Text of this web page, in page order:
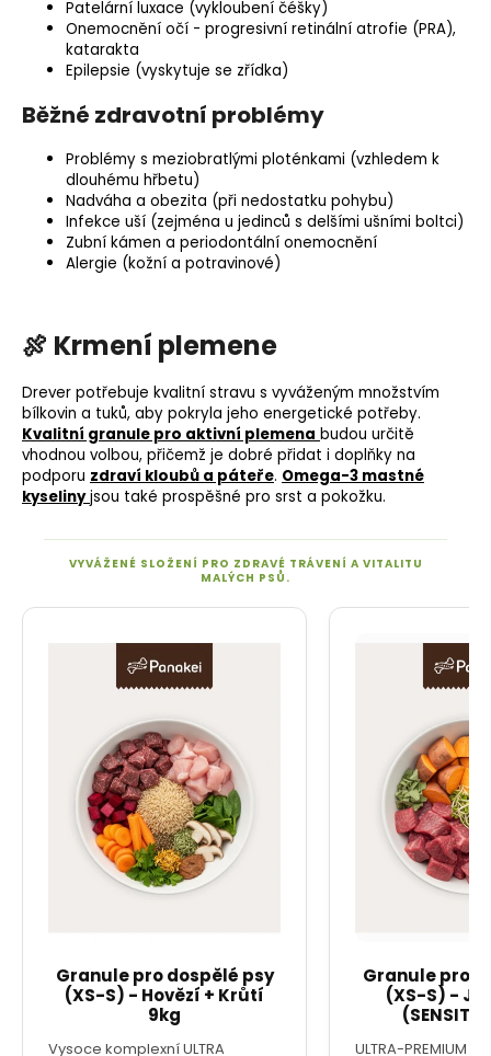
Patelární luxace (vykloubení čéšky)
Onemocnění očí - progresivní retinální atrofie (PRA),
katarakta
Epilepsie (vyskytuje se zřídka)
Běžné zdravotní problémy
Problémy s meziobratlými ploténkami (vzhledem k
dlouhému hřbetu)
Nadváha a obezita (při nedostatku pohybu)
Infekce uší (zejména u jedinců s delšími ušními boltci)
Zubní kámen a periodontální onemocnění
Alergie (kožní a potravinové)
🍖 Krmení plemene
Drever potřebuje kvalitní stravu s vyváženým množstvím
bílkovin a tuků, aby pokryla jeho energetické potřeby.
Kvalitní granule pro aktivní plemena budou určitě
vhodnou volbou, přičemž je dobré přidat i doplňky na
podporu zdraví kloubů a páteře. Omega-3 mastné
kyseliny jsou také prospěšné pro srst a pokožku.